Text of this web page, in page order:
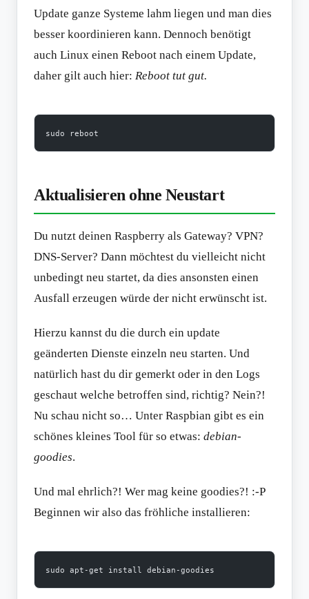
Update ganze Systeme lahm liegen und man dies
besser koordinieren kann. Dennoch benötigt
auch Linux einen Reboot nach einem Update,
daher gilt auch hier: Reboot tut gut.
sudo reboot
Aktualisieren ohne Neustart
Du nutzt deinen Raspberry als Gateway? VPN?
DNS-Server? Dann möchtest du vielleicht nicht
unbedingt neu startet, da dies ansonsten einen
Ausfall erzeugen würde der nicht erwünscht ist.
Hierzu kannst du die durch ein update
geänderten Dienste einzeln neu starten. Und
natürlich hast du dir gemerkt oder in den Logs
geschaut welche betroffen sind, richtig? Nein?!
Nu schau nicht so… Unter Raspbian gibt es ein
schönes kleines Tool für so etwas: debian-
goodies.
Und mal ehrlich?! Wer mag keine goodies?! :-P
Beginnen wir also das fröhliche installieren:
sudo apt-get install debian-goodies